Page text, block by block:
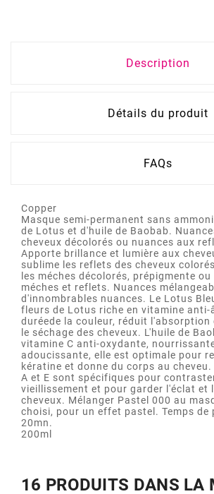
Description
Détails du produit
FAQs
Copper
Masque semi-permanent sans
de Lotus et d'huile de Baobab.
cheveux décolorés ou nuances aux
Apporte brillance et lumière aux
sublime les reflets des cheveux
les méches décolorés, prépigmente
méches et reflets. Nuances
d'innombrables nuances. Le Lotus
fleurs de Lotus riche en vitamine anti-
duréede la couleur, réduit
le séchage des cheveux. L'huile de
vitamine C anti-oxydante,
adoucissante, elle est optimale pour
kératine et donne du corps au
A et E sont spécifiques pour
vieillissement et pour garder l'éclat et
cheveux. Mélanger Pastel 000 au
choisi, pour un effet pastel. Temps de
20mn.
200ml
16 PRODUITS DANS LA